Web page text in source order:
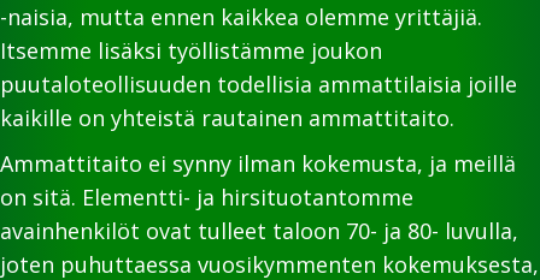
-naisia, mutta ennen kaikkea olemme yrittäjiä.
Itsemme lisäksi työllistämme joukon
puutaloteollisuuden todellisia ammattilaisia joille
kaikille on yhteistä rautainen ammattitaito.
Ammattitaito ei synny ilman kokemusta, ja meillä
on sitä. Elementti- ja hirsituotantomme
avainhenkilöt ovat tulleet taloon 70- ja 80- luvulla,
joten puhuttaessa vuosikymmenten kokemuksesta,